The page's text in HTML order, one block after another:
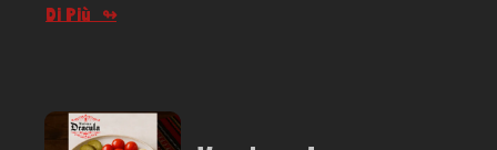
Di Più